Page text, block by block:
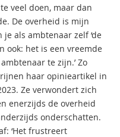
veel doen, maar dan
De overheid is mijn
als ambtenaar zelf ‘de
ook: het is een vreemde
te zijn.’ Zo
haar opinieartikel in
Ze verwondert zich
enerzijds de overheid
onderschatten.
‘Het frustreert